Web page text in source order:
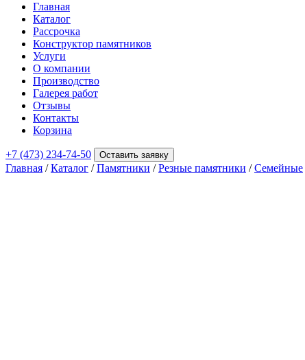
Главная
Каталог
Рассрочка
Конструктор памятников
Услуги
О компании
Производство
Галерея работ
Отзывы
Контакты
Корзина
+7 (473) 234-74-50 Оставить заявку
Главная /Каталог /Памятники /Резные памятники /Семейные